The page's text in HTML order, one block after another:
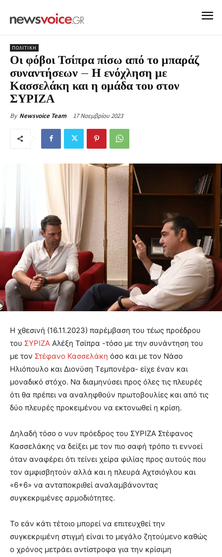
ΠΟΛΙΤΙΚΗ
Οι φόβοι Τσίπρα πίσω από το μπαράζ
συναντήσεων – Η ενόχληση με
Κασσελάκη και η ομάδα του στον
ΣΥΡΙΖΑ
By Newsvoice Team 17 Νοεμβρίου 2023
Η χθεσινή (16.11.2023) παρέμβαση του τέως προέδρου
του ΣΥΡΙΖΑ Αλέξη Τσίπρα -τόσο με την συνάντηση του
με τον Στέφανο Κασσελάκη όσο και με τον Νάσο
Ηλιόπουλο και Διονύση Τεμπονέρα- είχε έναν και
μοναδικό στόχο. Να διαμηνύσει προς όλες τις πλευρές
ότι θα πρέπει να αναληφθούν πρωτοβουλίες και από τις
δύο πλευρές προκειμένου να εκτονωθεί η κρίση.
Δηλαδή τόσο ο νυν πρόεδρος του ΣΥΡΙΖΑ Στέφανος
Κασσελάκης να δείξει με τον πιο σαφή τρόπο τι εννοεί
όταν αναφέρει ότι τείνει χείρα φιλίας προς αυτούς που
τον αμφισβητούν αλλά και η πλευρά Αχτσιόγλου και
«6+6» να ανταποκριθεί αναλαμβάνοντας
συγκεκριμένες αρμοδιότητες.
Το εάν κάτι τέτοιο μπορεί να επιτευχθεί την
συγκεκριμένη στιγμή είναι το μεγάλο ζητούμενο καθώς
ο χρόνος μετράει αντίστροφα για την κρίσιμη